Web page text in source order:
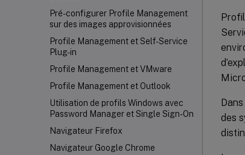
Pré-configurer Profile Management
sur des images approvisionnées
Profile Management et Self-Service
Plug-in
Profile Management et VMware
Profile Management et Outlook
Utilisation de profils Windows avec
Password Manager et Single Sign-On
Navigateur Firefox
Navigateur Google Chrome
des